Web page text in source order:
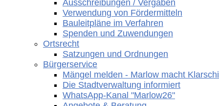
Ausschreibungen / Vergaben
Verwendung von Fördermitteln
Bauleitpläne im Verfahren
Spenden und Zuwendungen
Ortsrecht
Satzungen und Ordnungen
Bürgerservice
Mängel melden - Marlow macht
Die Stadtverwaltung informiert
WhatsApp-Kanal "Marlow26"